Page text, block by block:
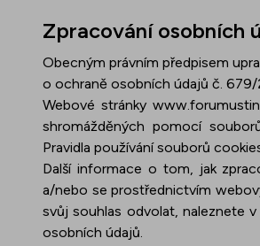
Zpracování osobních
Obecným právním předpisem
o ochraně osobních údajů č. 679/
Webové stránky
shromážděných pomocí
Pravidla používání souborů
Další informace o tom, jak
a/nebo se prostřednictvím
svůj souhlas odvolat, naleznete
osobních údajů.